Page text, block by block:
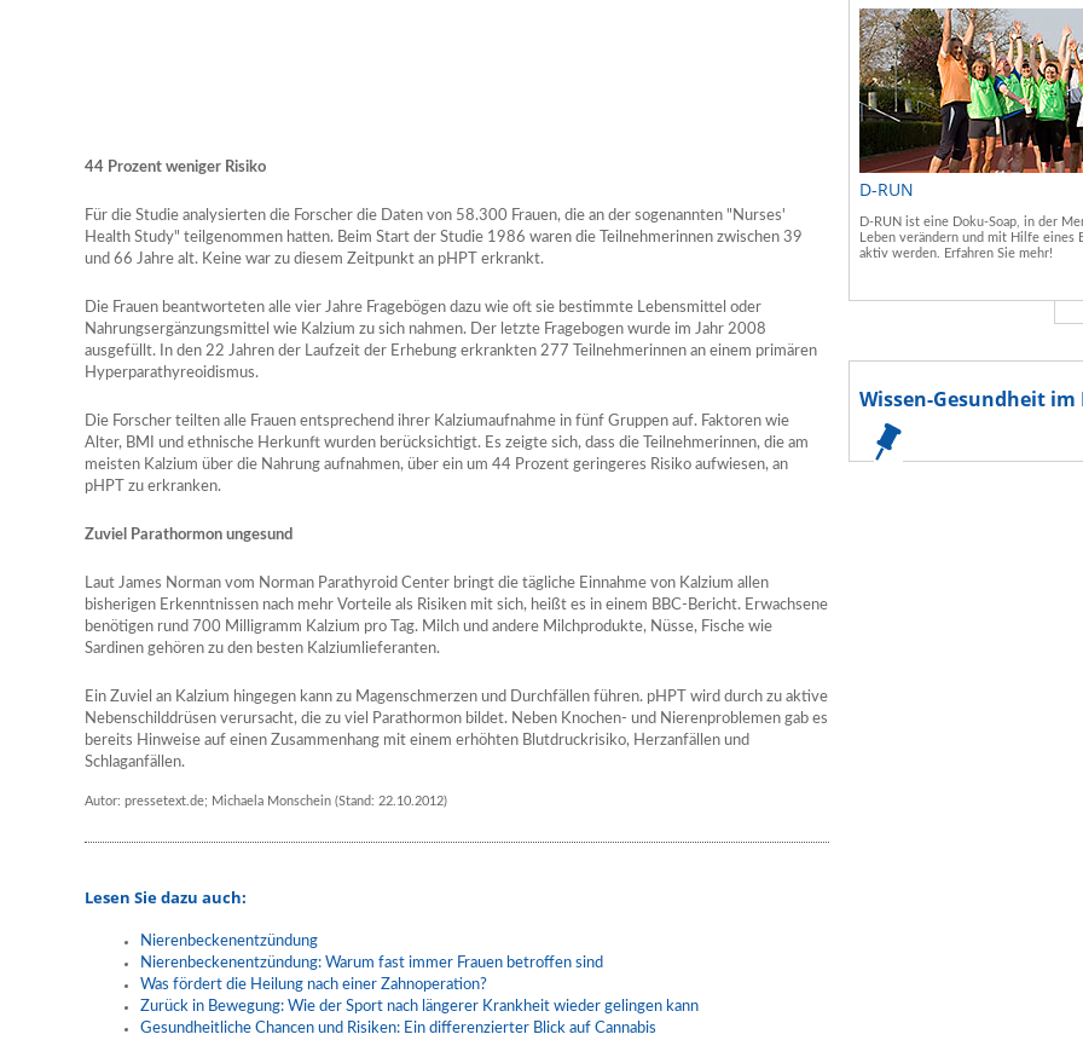
44 Prozent weniger Risiko
Für die Studie analysierten die Forscher die Daten von 58.300 Frauen, die an der sogenannten "Nurses'
Health Study" teilgenommen hatten. Beim Start der Studie 1986 waren die Teilnehmerinnen zwischen 39
und 66 Jahre alt. Keine war zu diesem Zeitpunkt an pHPT erkrankt.
Die Frauen beantworteten alle vier Jahre Fragebögen dazu wie oft sie bestimmte Lebensmittel oder
Nahrungsergänzungsmittel wie Kalzium zu sich nahmen. Der letzte Fragebogen wurde im Jahr 2008
ausgefüllt. In den 22 Jahren der Laufzeit der Erhebung erkrankten 277 Teilnehmerinnen an einem primären
Hyperparathyreoidismus.
Die Forscher teilten alle Frauen entsprechend ihrer Kalziumaufnahme in fünf Gruppen auf. Faktoren wie
Alter, BMI und ethnische Herkunft wurden berücksichtigt. Es zeigte sich, dass die Teilnehmerinnen, die am
meisten Kalzium über die Nahrung aufnahmen, über ein um 44 Prozent geringeres Risiko aufwiesen, an
pHPT zu erkranken.
Zuviel Parathormon ungesund
Laut James Norman vom Norman Parathyroid Center bringt die tägliche Einnahme von Kalzium allen
bisherigen Erkenntnissen nach mehr Vorteile als Risiken mit sich, heißt es in einem BBC-Bericht. Erwachsene
benötigen rund 700 Milligramm Kalzium pro Tag. Milch und andere Milchprodukte, Nüsse, Fische wie
Sardinen gehören zu den besten Kalziumlieferanten.
Ein Zuviel an Kalzium hingegen kann zu Magenschmerzen und Durchfällen führen. pHPT wird durch zu aktive
Nebenschilddrüsen verursacht, die zu viel Parathormon bildet. Neben Knochen- und Nierenproblemen gab es
bereits Hinweise auf einen Zusammenhang mit einem erhöhten Blutdruckrisiko, Herzanfällen und
Schlaganfällen.
Autor: pressetext.de; Michaela Monschein (Stand: 22.10.2012)
Lesen Sie dazu auch:
Nierenbeckenentzündung
Nierenbeckenentzündung: Warum fast immer Frauen betroffen sind
Was fördert die Heilung nach einer Zahnoperation?
Zurück in Bewegung: Wie der Sport nach längerer Krankheit wieder gelingen kann
Gesundheitliche Chancen und Risiken: Ein differenzierter Blick auf Cannabis
D-RUN
D-RUN ist eine Doku-Soap, in der
Leben verändern und mit Hilfe eines
aktiv werden. Erfahren Sie mehr!
Wissen-Gesundheit im